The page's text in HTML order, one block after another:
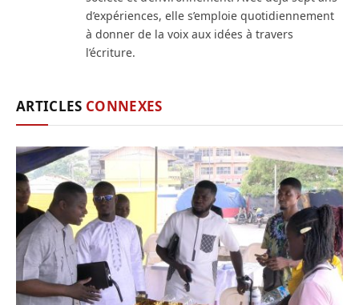
d’expériences, elle s’emploie quotidiennement
à donner de la voix aux idées à travers
l’écriture.
ARTICLES CONNEXES